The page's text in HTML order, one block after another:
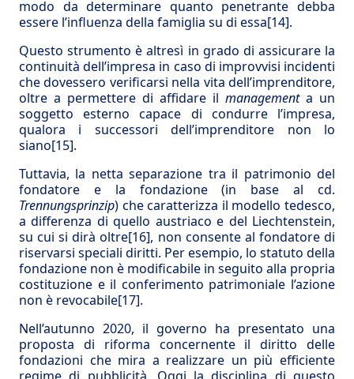
modo da determinare quanto penetrante debba
essere l’influenza della famiglia su di essa[14].
Questo strumento è altresì in grado di assicurare la
continuità dell’impresa in caso di improvvisi incidenti
che dovessero verificarsi nella vita dell’imprenditore,
oltre a permettere di affidare il management a un
soggetto esterno capace di condurre l’impresa,
qualora i successori dell’imprenditore non lo
siano[15].
Tuttavia, la netta separazione tra il patrimonio del
fondatore e la fondazione (in base al cd.
Trennungsprinzip) che caratterizza il modello tedesco,
a differenza di quello austriaco e del Liechtenstein,
su cui si dirà oltre[16], non consente al fondatore di
riservarsi speciali diritti. Per esempio, lo statuto della
fondazione non è modificabile in seguito alla propria
costituzione e il conferimento patrimoniale l’azione
non è revocabile[17].
Nell’autunno 2020, il governo ha presentato una
proposta di riforma concernente il diritto delle
fondazioni che mira a realizzare un più efficiente